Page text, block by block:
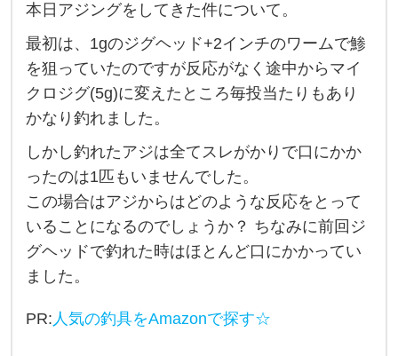
本
日
ア
ジ
ン
グ
を
し
て
き
た
件
本日アジングをしてきた件について。
最初は、1gのジグヘッド+2インチのワームで鯵
を狙っていたのですが反応がなく途中からマイ
クロジグ(5g)に変えたところ毎投当たりもあり
かなり釣れました。
しかし釣れたアジは全てスレがかりで口にかか
ったのは1匹もいませんでした。
この場合はアジからはどのような反応をとって
いることになるのでしょうか？ ちなみに前回ジ
グヘッドで釣れた時はほとんど口にかかってい
ました。
PR: 人気の釣具をAmazonで探す☆